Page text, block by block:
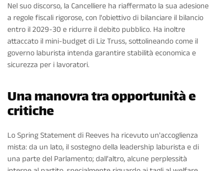
Nel suo discorso, la Cancelliere ha riaffermato la sua adesione
a regole fiscali rigorose, con l'obiettivo di bilanciare il bilancio
entro il 2029-30 e ridurre il debito pubblico. Ha inoltre
attaccato il mini-budget di Liz Truss, sottolineando come il
governo laburista intenda garantire stabilità economica e
sicurezza per i lavoratori.
Una manovra tra opportunità e
critiche
Lo Spring Statement di Reeves ha ricevuto un'accoglienza
mista: da un lato, il sostegno della leadership laburista e di
una parte del Parlamento; dall'altro, alcune perplessità